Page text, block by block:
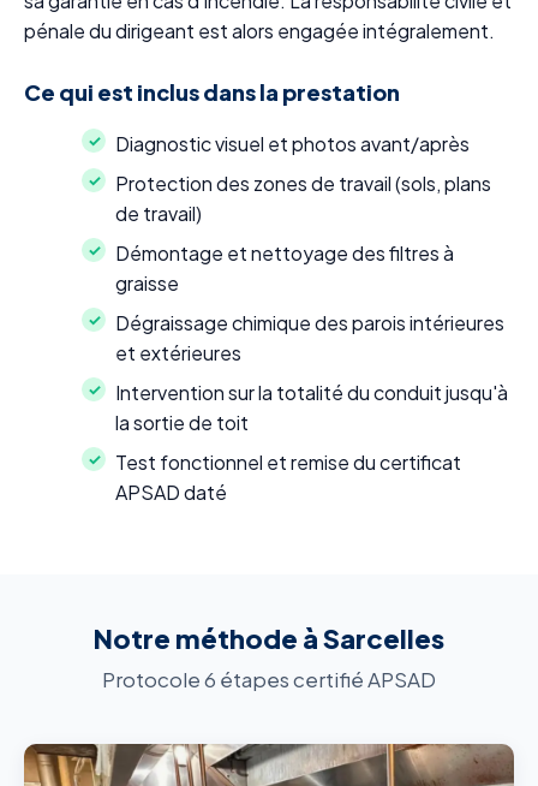
pénale du dirigeant est alors engagée intégralement.
Ce qui est inclus dans la prestation
Diagnostic visuel et photos avant/après
Protection des zones de travail (sols, plans
de travail)
Démontage et nettoyage des filtres à
graisse
Dégraissage chimique des parois intérieures
et extérieures
Intervention sur la totalité du conduit jusqu'à
la sortie de toit
Test fonctionnel et remise du certificat
APSAD daté
Notre méthode à Sarcelles
Protocole 6 étapes certifié APSAD